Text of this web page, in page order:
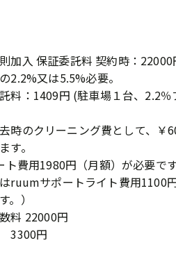
加入 保証委託料 契約時：22000
2.2%又は5.5%必要。
料：1409円 (駐車場１台、2.2％
時のクリーニング費として、￥
す。
ト費用1980円（月額）が必要で
はruumサポートライト費用1100
。）
料 22000円
3300円